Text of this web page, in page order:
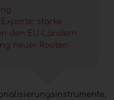
starke
den EU-Ländern
neuer Routen